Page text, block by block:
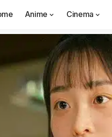
Anime Cinema